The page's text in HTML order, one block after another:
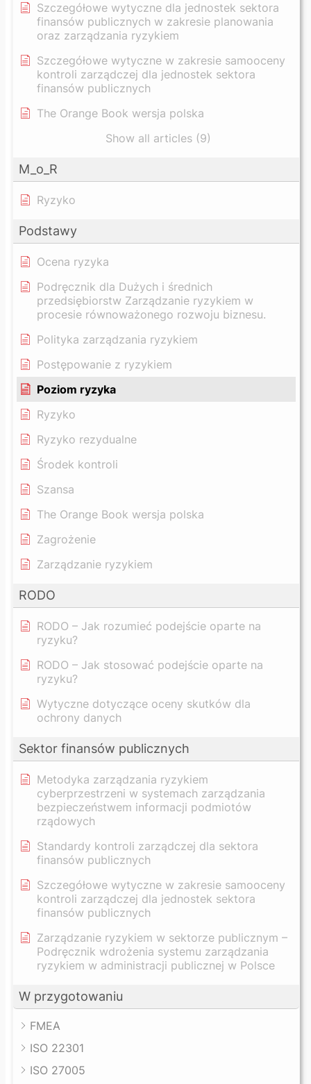
Szczegółowe wytyczne dla jednostek sektora
finansów publicznych w zakresie planowania
oraz zarządzania ryzykiem
Szczegółowe wytyczne w zakresie samooceny
kontroli zarządczej dla jednostek sektora
finansów publicznych
The Orange Book wersja polska
Show all articles (9)
M_o_R
Ryzyko
Podstawy
Ocena ryzyka
Podręcznik dla Dużych i średnich
przedsiębiorstw Zarządzanie ryzykiem w
procesie równoważonego rozwoju biznesu.
Polityka zarządzania ryzykiem
Postępowanie z ryzykiem
Poziom ryzyka
Ryzyko
Ryzyko rezydualne
Środek kontroli
Szansa
The Orange Book wersja polska
Zagrożenie
Zarządzanie ryzykiem
RODO
RODO – Jak rozumieć podejście oparte na
ryzyku?
RODO – Jak stosować podejście oparte na
ryzyku?
Wytyczne dotyczące oceny skutków dla
ochrony danych
Sektor finansów publicznych
Metodyka zarządzania ryzykiem
cyberprzestrzeni w systemach zarządzania
bezpieczeństwem informacji podmiotów
rządowych
Standardy kontroli zarządczej dla sektora
finansów publicznych
Szczegółowe wytyczne w zakresie samooceny
kontroli zarządczej dla jednostek sektora
finansów publicznych
Zarządzanie ryzykiem w sektorze publicznym –
Podręcznik wdrożenia systemu zarządzania
ryzykiem w administracji publicznej w Polsce
W przygotowaniu
FMEA
ISO 22301
ISO 27005